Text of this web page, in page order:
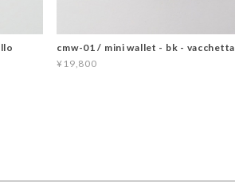
cmw-01 / mini wallet - bk - vacchetta
¥19,800